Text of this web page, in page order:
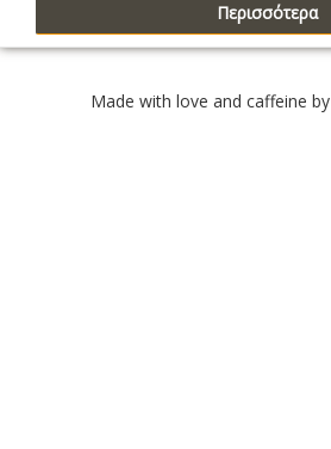
Περισσότερα
Made with love and caffeine by